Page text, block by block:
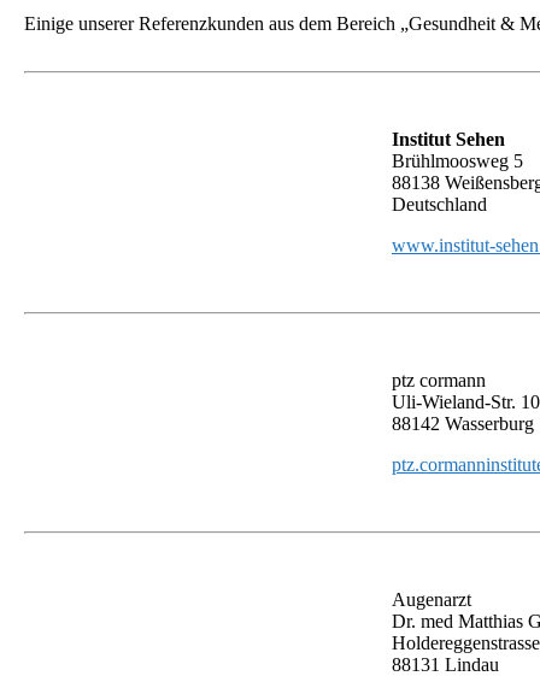
Einige unserer Referenzkunden aus dem Bereich „Gesundheit &
Institut Sehen
Brühlmoosweg 5
88138
Deutschland
www.institut-
ptz cormann
Uli-Wieland-Str. 10
88142 Wasserburg
Augenarzt
Dr. med Matthias
88131 Lindau